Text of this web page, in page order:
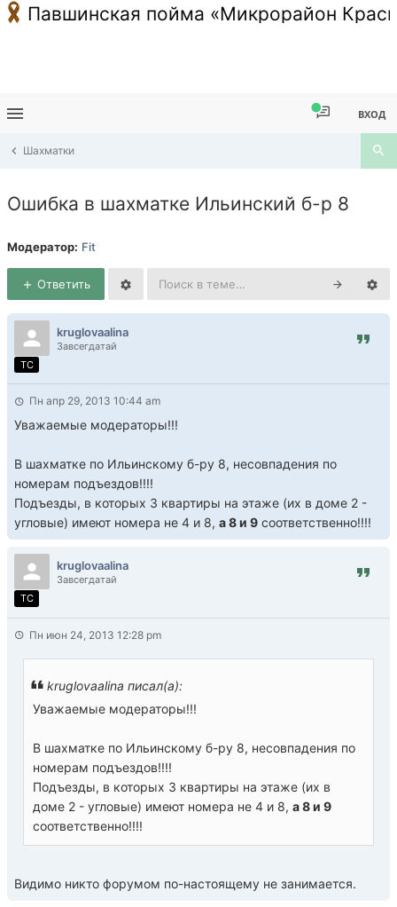
Павшинская пойма «Микрорайон
ВХОД
Шахматки
Ошибка в шахматке Ильинский б-р 8
Модератор: Fit
Ответить
kruglovaalina
Завсегдатай
TC
Пн апр 29, 2013 10:44 am
Уважаемые модераторы!!!
В шахматке по Ильинскому б-ру 8, несовпадения по
номерам подъездов!!!!
Подъезды, в которых 3 квартиры на этаже (их в доме 2 -
угловые) имеют номера не 4 и 8, а 8 и 9 соответственно!!!!
kruglovaalina
Завсегдатай
TC
Пн июн 24, 2013 12:28 pm
kruglovaalina писал(а):
Уважаемые модераторы!!!
В шахматке по Ильинскому б-ру 8, несовпадения по
номерам подъездов!!!!
Подъезды, в которых 3 квартиры на этаже (их в
доме 2 - угловые) имеют номера не 4 и 8, а 8 и 9
соответственно!!!!
Видимо никто форумом по-настоящему не занимается.